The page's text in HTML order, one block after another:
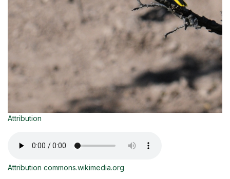
Attribution
Attribution commons.wikimedia.org